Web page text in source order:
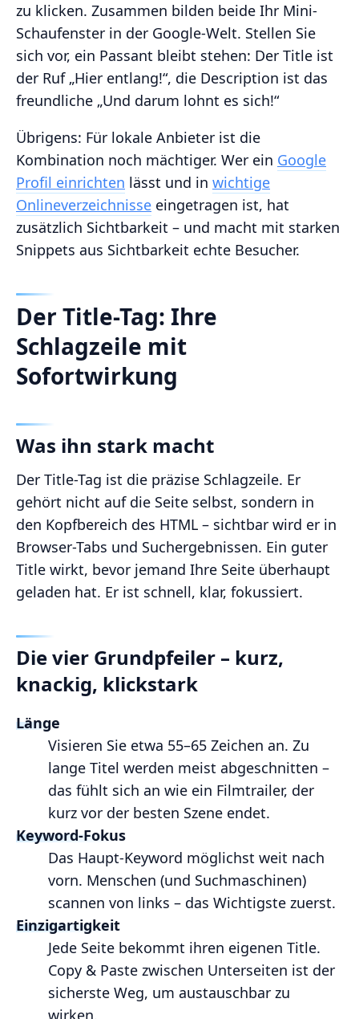
zu klicken. Zusammen bilden beide Ihr Mini-
Schaufenster in der Google-Welt. Stellen Sie
sich vor, ein Passant bleibt stehen: Der Title ist
der Ruf „Hier entlang!“, die Description ist das
freundliche „Und darum lohnt es sich!“
Übrigens: Für lokale Anbieter ist die
Kombination noch mächtiger. Wer ein Google
Profil einrichten lässt und in wichtige
Onlineverzeichnisse eingetragen ist, hat
zusätzlich Sichtbarkeit – und macht mit starken
Snippets aus Sichtbarkeit echte Besucher.
Der Title-Tag: Ihre
Schlagzeile mit
Sofortwirkung
Was ihn stark macht
Der Title-Tag ist die präzise Schlagzeile. Er
gehört nicht auf die Seite selbst, sondern in
den Kopfbereich des HTML – sichtbar wird er in
Browser-Tabs und Suchergebnissen. Ein guter
Title wirkt, bevor jemand Ihre Seite überhaupt
geladen hat. Er ist schnell, klar, fokussiert.
Die vier Grundpfeiler – kurz,
knackig, klickstark
Länge
Visieren Sie etwa 55–65 Zeichen an. Zu
lange Titel werden meist abgeschnitten –
das fühlt sich an wie ein Filmtrailer, der
kurz vor der besten Szene endet.
Keyword-Fokus
Das Haupt-Keyword möglichst weit nach
vorn. Menschen (und Suchmaschinen)
scannen von links – das Wichtigste zuerst.
Einzigartigkeit
Jede Seite bekommt ihren eigenen Title.
Copy & Paste zwischen Unterseiten ist der
sicherste Weg, um austauschbar zu